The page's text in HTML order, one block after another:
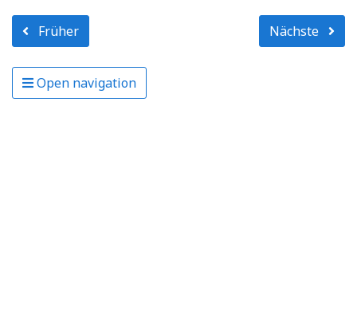
Früher Nächste
Open navigation